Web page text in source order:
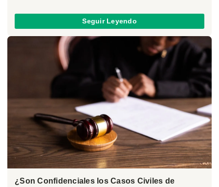
Seguir Leyendo
¿Son Confidenciales los Casos Civiles de